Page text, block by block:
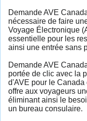
Demande AVE
nécessaire de faire
Voyage Électronique
essentielle pour les
ainsi une entrée sans
Demande AVE
portée de clic avec la
d'AVE pour le
offre aux voyageurs
éliminant ainsi le
un bureau consulaire.